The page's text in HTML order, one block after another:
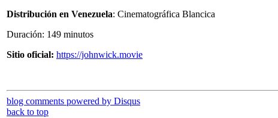
Distribución en Venezuela: Cinematográfica Blancica
Duración: 149 minutos
Sitio oficial: https://johnwick.movie
blog comments powered by Disqus
back to top